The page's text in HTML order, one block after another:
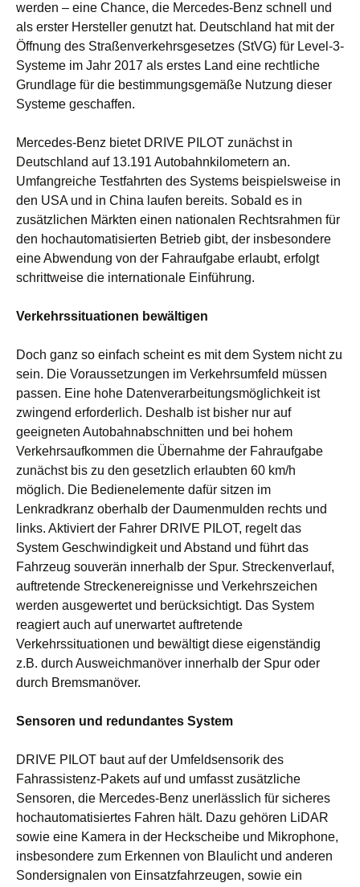
werden – eine Chance, die Mercedes-Benz schnell und
als erster Hersteller genutzt hat. Deutschland hat mit der
Öffnung des Straßenverkehrsgesetzes (StVG) für Level-3-
Systeme im Jahr 2017 als erstes Land eine rechtliche
Grundlage für die bestimmungsgemäße Nutzung dieser
Systeme geschaffen.
Mercedes-Benz bietet DRIVE PILOT zunächst in
Deutschland auf 13.191 Autobahnkilometern an.
Umfangreiche Testfahrten des Systems beispielsweise in
den USA und in China laufen bereits. Sobald es in
zusätzlichen Märkten einen nationalen Rechtsrahmen für
den hochautomatisierten Betrieb gibt, der insbesondere
eine Abwendung von der Fahraufgabe erlaubt, erfolgt
schrittweise die internationale Einführung.
Verkehrssituationen bewältigen
Doch ganz so einfach scheint es mit dem System nicht zu
sein. Die Voraussetzungen im Verkehrsumfeld müssen
passen. Eine hohe Datenverarbeitungsmöglichkeit ist
zwingend erforderlich. Deshalb ist bisher nur auf
geeigneten Autobahnabschnitten und bei hohem
Verkehrsaufkommen die Übernahme der Fahraufgabe
zunächst bis zu den gesetzlich erlaubten 60 km/h
möglich. Die Bedienelemente dafür sitzen im
Lenkradkranz oberhalb der Daumenmulden rechts und
links. Aktiviert der Fahrer DRIVE PILOT, regelt das
System Geschwindigkeit und Abstand und führt das
Fahrzeug souverän innerhalb der Spur. Streckenverlauf,
auftretende Streckenereignisse und Verkehrszeichen
werden ausgewertet und berücksichtigt. Das System
reagiert auch auf unerwartet auftretende
Verkehrssituationen und bewältigt diese eigenständig
z.B. durch Ausweichmanöver innerhalb der Spur oder
durch Bremsmanöver.
Sensoren und redundantes System
DRIVE PILOT baut auf der Umfeldsensorik des
Fahrassistenz-Pakets auf und umfasst zusätzliche
Sensoren, die Mercedes-Benz unerlässlich für sicheres
hochautomatisiertes Fahren hält. Dazu gehören LiDAR
sowie eine Kamera in der Heckscheibe und Mikrophone,
insbesondere zum Erkennen von Blaulicht und anderen
Sondersignalen von Einsatzfahrzeugen, sowie ein